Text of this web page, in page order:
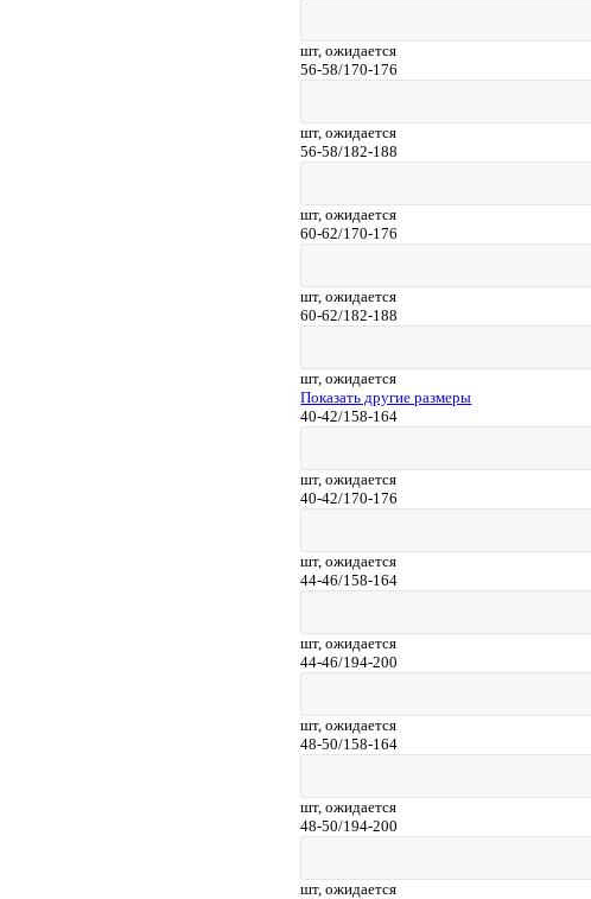
шт, ожидается
56-58/170-176
шт, ожидается
56-58/182-188
шт, ожидается
60-62/170-176
шт, ожидается
60-62/182-188
шт, ожидается
Показать другие размеры
40-42/158-164
шт, ожидается
40-42/170-176
шт, ожидается
44-46/158-164
шт, ожидается
44-46/194-200
шт, ожидается
48-50/158-164
шт, ожидается
48-50/194-200
шт, ожидается